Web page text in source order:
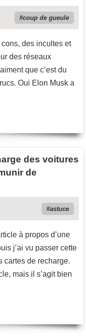
coup de gueule
des incultes et
des réseaux
que c’est du
Oui Elon Musk a
des voitures
de
astuce
à propos d’une
j’ai vu passer cette
cartes de recharge.
mais il s’agit bien